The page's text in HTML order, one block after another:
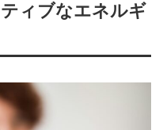
ィブなエネルギ